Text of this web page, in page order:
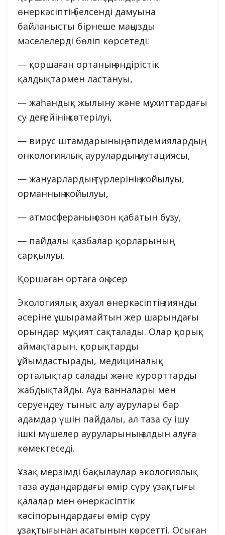
өнеркәсіптің белсенді дамуына
байланысты бірнеше маңызды
мәселелерді бөліп көрсетеді:
— қоршаған ортаның өндірістік
қалдықтармен ластануы,
— жаһандық жылыну және мұхиттардағы
су деңгейінің көтерілуі,
— вирус штамдарының, эпидемиялардың,
онкологиялық аурулардың мутациясы,
— жануарлардың түрлерінің жойылуы,
орманның жойылуы,
— атмосфераның озон қабатын бұзу,
— пайдалы қазбалар қорларының
сарқылуы.
Қоршаған ортаға оң әсер
Экологиялық ахуал өнеркәсіптің зиянды
әсеріне ұшырамайтын жер шарындағы
орындар мұқият сақталады. Олар қорық
аймақтарын, қорықтарды
ұйымдастырады, медициналық
орталықтар салады және курорттарды
жабдықтайды. Ауа ванналары мен
серуендеу тыныс алу аурулары бар
адамдар үшін пайдалы, ал таза су ішу
ішкі мүшелер ауруларының алдын алуға
көмектеседі.
Ұзақ мерзімді бақылаулар экологиялық
таза аудандардағы өмір сүру ұзақтығы
қалалар мен өнеркәсіптік
кәсіпорындардағы өмір сүру
ұзақтығынан асатынын көрсетті. Осыған